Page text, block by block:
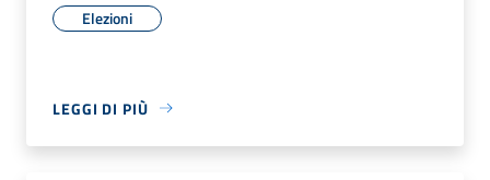
Elezioni
LEGGI DI PIÙ